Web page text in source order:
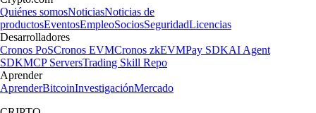
Quiénes somosNoticiasNoticias de
productosEventosEmpleoSociosSeguridadLicencias
Desarrolladores
Cronos PoSCronos EVMCronos zkEVMPay SDKAI Agent
SDKMCP ServersTrading Skill Repo
Aprender
AprenderBitcoinInvestigaciónMercado